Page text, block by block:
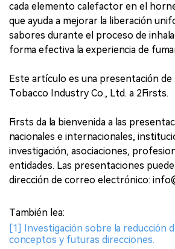
cada elemento calefactor en el
que ayuda a mejorar la liberación
sabores durante el proceso de
forma efectiva la experiencia de
Este artículo es una presentación de
Tobacco Industry Co., Ltd. a 2Firsts.
Firsts da la bienvenida a las
nacionales e internacionales,
investigación, asociaciones,
entidades. Las presentaciones
dirección de correo electrónico:
También lea:
[1] Investigación sobre la reducción
conceptos y futuras direcciones.